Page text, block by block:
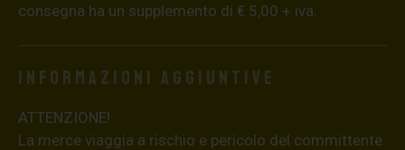
consegna ha un supplemento di € 5,00 + iva.
Informazioni aggiuntive
ATTENZIONE!
La merce viaggia a rischio e pericolo del committente.